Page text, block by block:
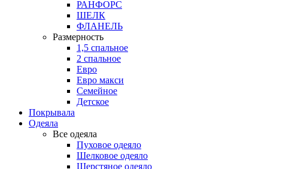
РАНФОРС
ШЕЛК
ФЛАНЕЛЬ
Размерность
1,5 спальное
2 спальное
Евро
Евро макси
Семейное
Детское
Покрывала
Одеяла
Все одеяла
Пуховое одеяло
Шелковое одеяло
Шерстяное одеяло